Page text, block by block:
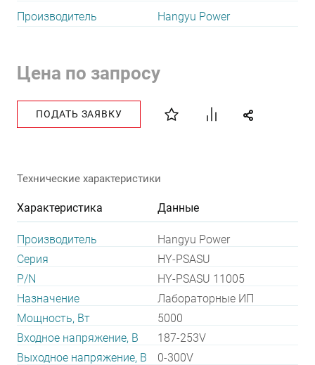
Производитель
Hangyu Power
Цена по запросу
ПОДАТЬ ЗАЯВКУ
Технические характеристики
Характеристика Данные
Производитель
Hangyu Power
Серия
HY-PSASU
P/N
HY-PSASU 11005
Назначение
Лабораторные ИП
Мощность, Вт
5000
Входное напряжение, В
187-253V
Выходное напряжение, В
0-300V